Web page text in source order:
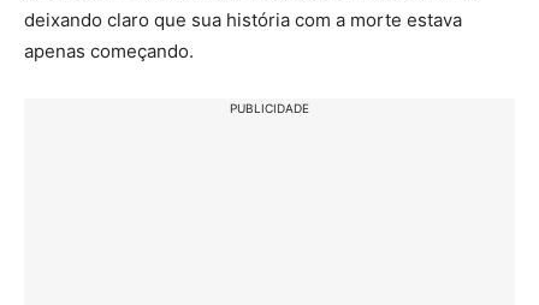
deixando claro que sua história com a morte estava
apenas começando.
PUBLICIDADE